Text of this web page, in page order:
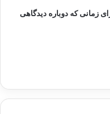
زمانی که دوباره دیدگاهی